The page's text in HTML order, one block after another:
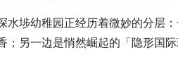
埗幼稚园正经历着微妙的分层
另一边是悄然崛起的「隐形国